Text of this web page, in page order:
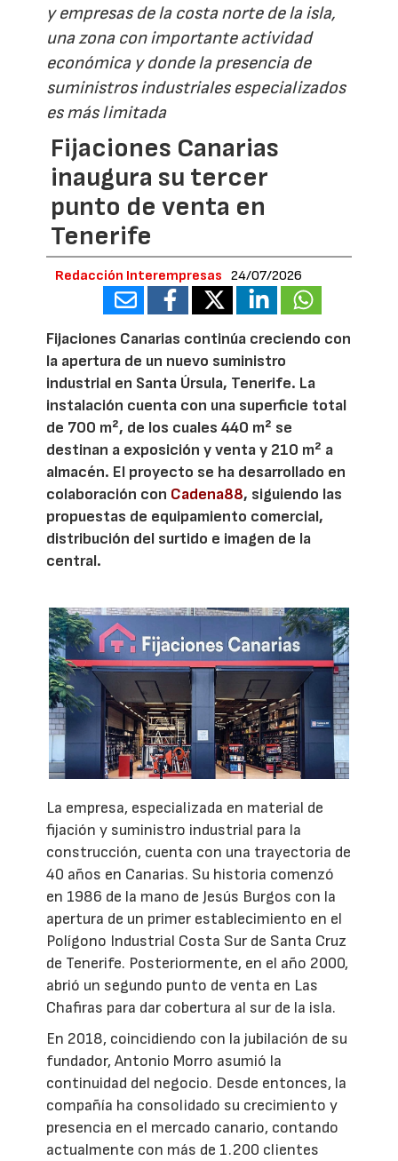
y empresas de la costa norte de la isla,
una zona con importante actividad
económica y donde la presencia de
suministros industriales especializados
es más limitada
Fijaciones Canarias
inaugura su tercer
punto de venta en
Tenerife
Redacción Interempresas 24/07/2026
Fijaciones Canarias continúa creciendo con
la apertura de un nuevo suministro
industrial en Santa Úrsula, Tenerife. La
instalación cuenta con una superficie total
de 700 m², de los cuales 440 m² se
destinan a exposición y venta y 210 m² a
almacén. El proyecto se ha desarrollado en
colaboración con Cadena88, siguiendo las
propuestas de equipamiento comercial,
distribución del surtido e imagen de la
central.
La empresa, especializada en material de
fijación y suministro industrial para la
construcción, cuenta con una trayectoria de
40 años en Canarias. Su historia comenzó
en 1986 de la mano de Jesús Burgos con la
apertura de un primer establecimiento en el
Polígono Industrial Costa Sur de Santa Cruz
de Tenerife. Posteriormente, en el año 2000,
abrió un segundo punto de venta en Las
Chafiras para dar cobertura al sur de la isla.
En 2018, coincidiendo con la jubilación de su
fundador, Antonio Morro asumió la
continuidad del negocio. Desde entonces, la
compañía ha consolidado su crecimiento y
presencia en el mercado canario, contando
actualmente con más de 1.200 clientes